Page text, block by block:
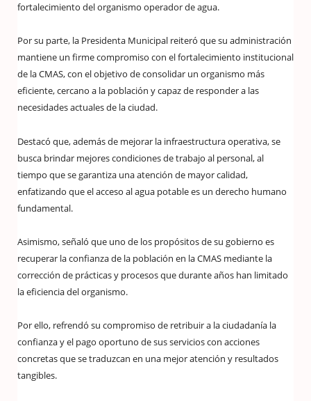
fortalecimiento del organismo operador de agua.
Por su parte, la Presidenta Municipal reiteró que su administración
mantiene un firme compromiso con el fortalecimiento institucional
de la CMAS, con el objetivo de consolidar un organismo más
eficiente, cercano a la población y capaz de responder a las
necesidades actuales de la ciudad.
Destacó que, además de mejorar la infraestructura operativa, se
busca brindar mejores condiciones de trabajo al personal, al
tiempo que se garantiza una atención de mayor calidad,
enfatizando que el acceso al agua potable es un derecho humano
fundamental.
Asimismo, señaló que uno de los propósitos de su gobierno es
recuperar la confianza de la población en la CMAS mediante la
corrección de prácticas y procesos que durante años han limitado
la eficiencia del organismo.
Por ello, refrendó su compromiso de retribuir a la ciudadanía la
confianza y el pago oportuno de sus servicios con acciones
concretas que se traduzcan en una mejor atención y resultados
tangibles.